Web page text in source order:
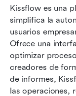
Kissflow es una
simplifica la
usuarios
Ofrece una
optimizar
creadores de
de informes,
las operaciones,